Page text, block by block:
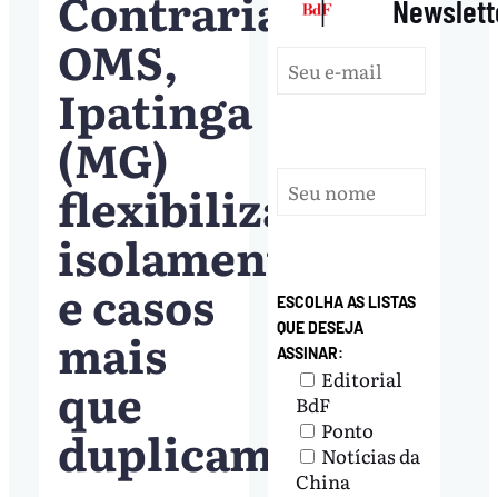
OMS,
Ipatinga
(MG)
flexibiliza
isolamento
e casos
mais
que
duplicam
|
ESCOLHA AS LISTAS
QUE DESEJA
ASSINAR:
Editorial
BdF
Ponto
Notícias da
China